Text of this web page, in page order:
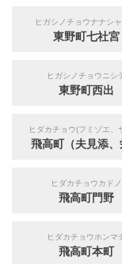
ヒガシノチョウナナシ
東野町七社宮
ヒガシノチョウニシ
東野町西出
ヒダカチョウ(フミゾエ、
飛高町（夫見添、
ヒダカチョウカドノ
飛高町門野
ヒダカチョウホンマ
飛高町本町